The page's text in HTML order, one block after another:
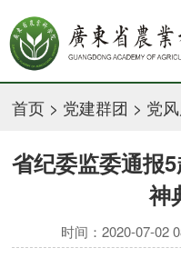
首页 > 党建群团 > 党
省纪委监委通报
神
时间：2020-07-02